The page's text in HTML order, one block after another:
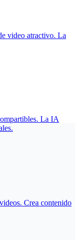
video atractivo. La
La IA
Crea contenido